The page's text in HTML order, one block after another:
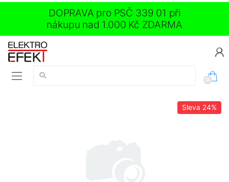
DOPRAVA pro PSČ 339 01 při
nákupu nad 1.000 Kč ZDARMA
Vyhledávání:
0
Sleva 24%